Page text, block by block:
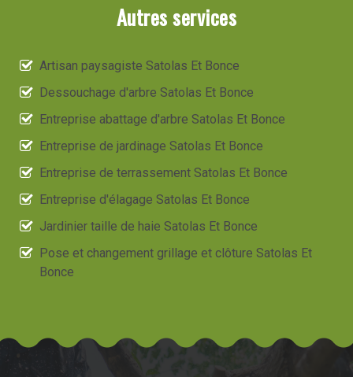
Autres services
Artisan paysagiste Satolas Et Bonce
Dessouchage d'arbre Satolas Et Bonce
Entreprise abattage d'arbre Satolas Et Bonce
Entreprise de jardinage Satolas Et Bonce
Entreprise de terrassement Satolas Et Bonce
Entreprise d'élagage Satolas Et Bonce
Jardinier taille de haie Satolas Et Bonce
Pose et changement grillage et clôture Satolas Et
Bonce